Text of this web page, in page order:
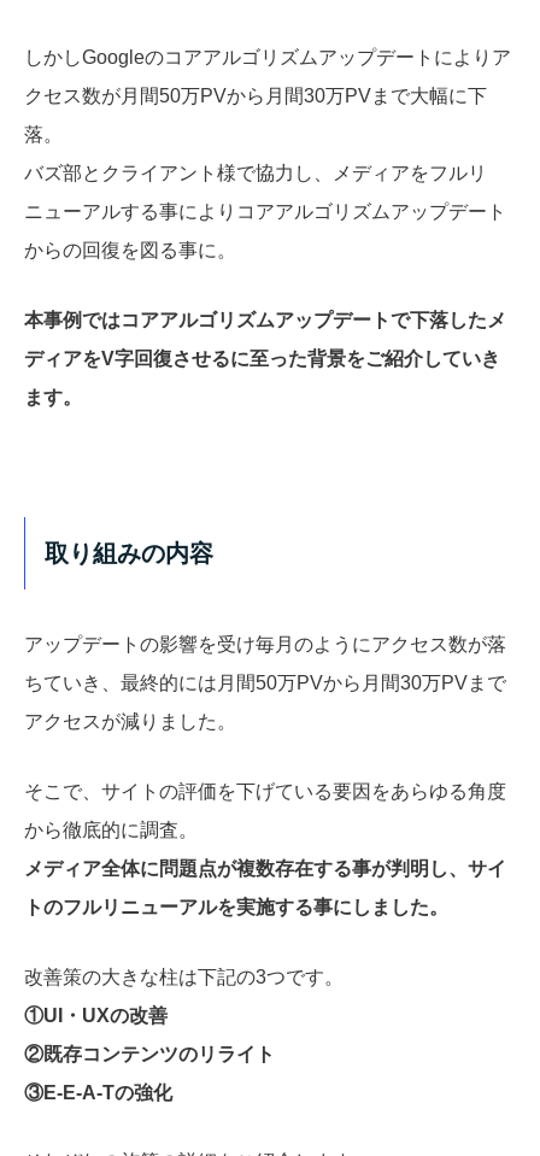
しかしGoogleのコアアルゴリズムアップデートによりア
クセス数が月間50万PVから月間30万PVまで大幅に下
落。
バズ部とクライアント様で協力し、メディアをフルリ
ニューアルする事によりコアアルゴリズムアップデート
からの回復を図る事に。
本事例ではコアアルゴリズムアップデートで下落したメ
ディアをV字回復させるに至った背景をご紹介していき
ます。
取り組みの内容
アップデートの影響を受け毎月のようにアクセス数が落
ちていき、最終的には月間50万PVから月間30万PVまで
アクセスが減りました。
そこで、サイトの評価を下げている要因をあらゆる角度
から徹底的に調査。
メディア全体に問題点が複数存在する事が判明し、サイ
トのフルリニューアルを実施する事にしました。
改善策の大きな柱は下記の3つです。
①UI・UXの改善
②既存コンテンツのリライト
③E-E-A-Tの強化